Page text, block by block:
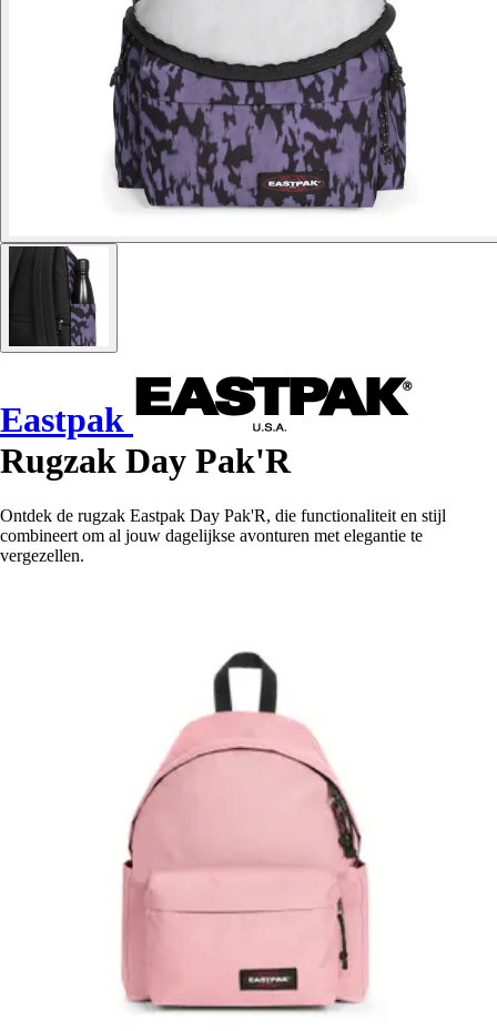
Eastpak
Rugzak Day Pak'R
Ontdek de rugzak Eastpak Day Pak'R, die functionaliteit en stijl
combineert om al jouw dagelijkse avonturen met elegantie te
vergezellen.